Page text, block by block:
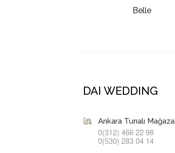
Belle
DAI WEDDING
Ankara Tunalı Mağaza
0(312) 466 22 98
0(530) 283 04 14